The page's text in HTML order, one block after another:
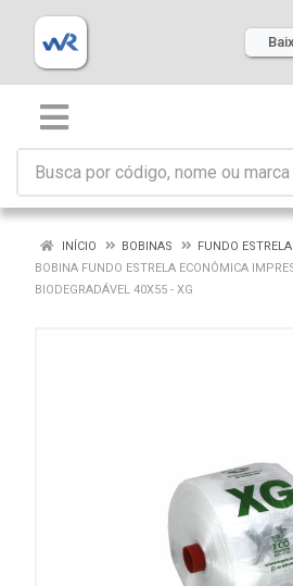
INÍCIO BOBINAS
FUNDO ESTRELA
BOBINA FUNDO ESTRELA ECONÔMICA
BIODEGRADÁVEL 40X55 - XG